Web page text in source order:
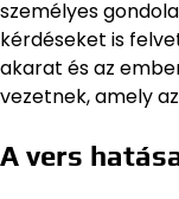
személyes
kérdéseket is
akarat és az
vezetnek, amely
A vers